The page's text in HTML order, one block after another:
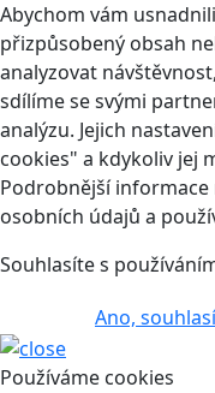
Abychom vám
přizpůsobený obsah
analyzovat
sdílíme se svými
analýzu. Jejich
cookies" a kdykoliv jej
Podrobnější informace
osobních údajů a
Souhlasíte s
Ano,
Používáme cookies